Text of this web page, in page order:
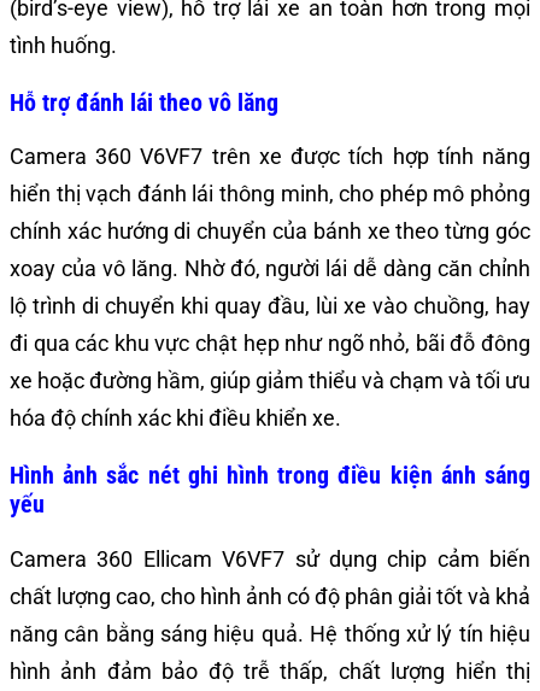
(bird’s-eye view), hỗ trợ lái xe an toàn hơn trong mọi
tình huống.
Hỗ trợ đánh lái theo vô lăng
Camera 360 V6VF7 trên xe được tích hợp tính năng
hiển thị vạch đánh lái thông minh, cho phép mô phỏng
chính xác hướng di chuyển của bánh xe theo từng góc
xoay của vô lăng. Nhờ đó, người lái dễ dàng căn chỉnh
lộ trình di chuyển khi quay đầu, lùi xe vào chuồng, hay
đi qua các khu vực chật hẹp như ngõ nhỏ, bãi đỗ đông
xe hoặc đường hầm, giúp giảm thiểu và chạm và tối ưu
hóa độ chính xác khi điều khiển xe.
Hình ảnh sắc nét ghi hình trong điều kiện ánh sáng
yếu
Camera 360 Ellicam V6VF7 sử dụng chip cảm biến
chất lượng cao, cho hình ảnh có độ phân giải tốt và khả
năng cân bằng sáng hiệu quả. Hệ thống xử lý tín hiệu
hình ảnh đảm bảo độ trễ thấp, chất lượng hiển thị